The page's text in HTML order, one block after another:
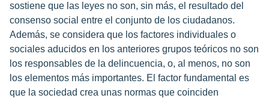
sostiene que las leyes no son, sin más, el resultado del
consenso social entre el conjunto de los ciudadanos.
Además, se considera que los factores individuales o
sociales aducidos en los anteriores grupos teóricos no son
los responsables de la delincuencia, o, al menos, no son
los elementos más importantes. El factor fundamental es
que la sociedad crea unas normas que coinciden